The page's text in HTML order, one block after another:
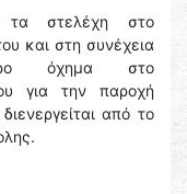
στελέχη στο
και στη συνέχεια
όχημα στο
για την παροχή
από το